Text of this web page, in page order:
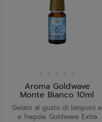
Aroma Goldwave
Monte Bianco 10ml
Gelato al gusto di lamponi e
e fragola. Goldwave Extra